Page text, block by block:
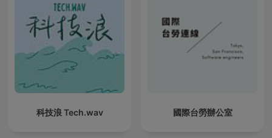
科技浪 Tech.wav 國際台勞辦公室